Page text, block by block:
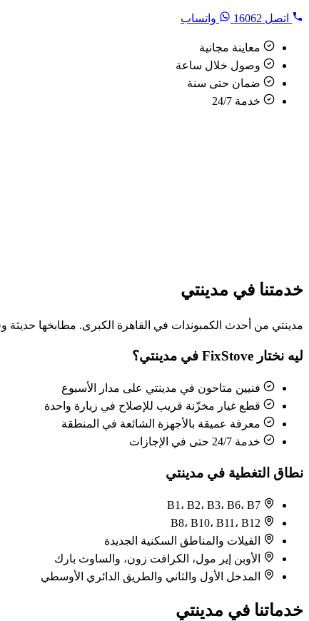
اتصل 16062 واتساب
معاينة مجانية
وصول خلال ساعة
ضمان حتى سنة
خدمة 24/7
خدمتنا في مدينتي
مدينتي من أحدث الكمبوندات في القاهرة الكبرى. مطابخها حديثة
ليه نختار FixStove في مدينتي؟
فنيين متاحون في مدينتي على مدار الأسبوع
قطع غيار مخزّنة قريب للإصلاح في زيارة واحدة
معرفة عميقة بالأجهزة الشائعة في المنطقة
خدمة 24/7 حتى في الإجازات
نطاق التغطية في مدينتي
B1، B2، B3، B6، B7
B8، B10، B11، B12
الفيلات والمناطق السكنية الجديدة
الأوبن إير مول، الكرافت زون، والساوث بارك
المدخل الأول والثاني والطريق الدائري الأوسطي
خدماتنا في مدينتي